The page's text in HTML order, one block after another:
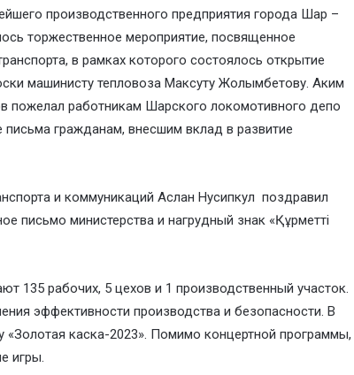
производственного предприятия города Шар –
торжественное мероприятие, посвященное
в рамках которого состоялось открытие
машинисту тепловоза Максуту Жолымбетову. Аким
работникам Шарского локомотивного депо
письма гражданам, внесшим вклад в развитие
и коммуникаций Аслан Нусипкул поздравил
письмо министерства и нагрудный знак «Құрметті
135 рабочих, 5 цехов и 1 производственный участок.
эффективности производства и безопасности. В
«Золотая каска-2023». Помимо концертной программы,
игры.